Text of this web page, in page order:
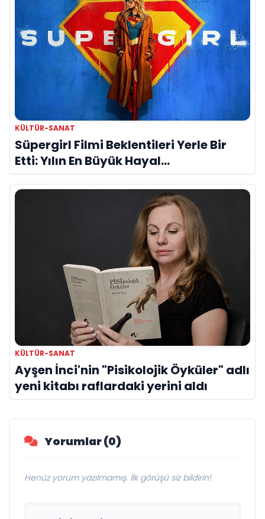
KÜLTÜR-SANAT
Süpergirl Filmi Beklentileri Yerle Bir
Etti: Yılın En Büyük Hayal
Kırıklıklarından Biri mi?
KÜLTÜR-SANAT
Ayşen İnci'nin "Pisikolojik Öyküler" adlı
yeni kitabı raflardaki yerini aldı
Yorumlar (0)
Henüz yorum yazılmamış. İlk görüşü siz bildirin!